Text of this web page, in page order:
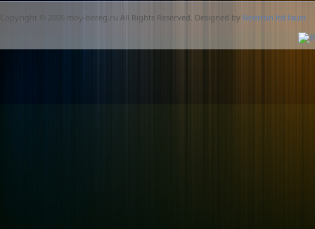
Copyright © 2005 moy-bereg.ru All Rights Reserved. Designed by Neotron ltd.faust